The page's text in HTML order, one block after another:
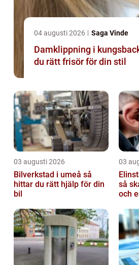
04 augusti 2026 Saga Vinde
Damklippning i kungsbacka så
du rätt frisör för din stil
03 augusti 2026
Bilverkstad i umeå så
hittar du rätt hjälp för din
bil
03
så
och